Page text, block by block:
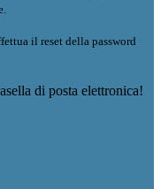
il reset della password
di posta elettronica!